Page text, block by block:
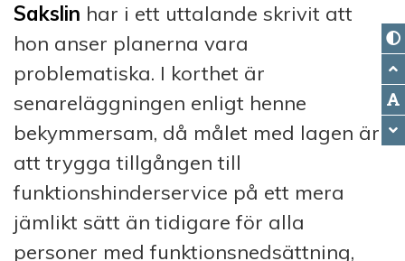
Sakslin har i ett uttalande skrivit att
hon anser planerna vara
problematiska. I korthet är
senareläggningen enligt henne
bekymmersam, då målet med lagen är
att trygga tillgången till
funktionshinderservice på ett mera
jämlikt sätt än tidigare för alla
personer med funktionsnedsättning,